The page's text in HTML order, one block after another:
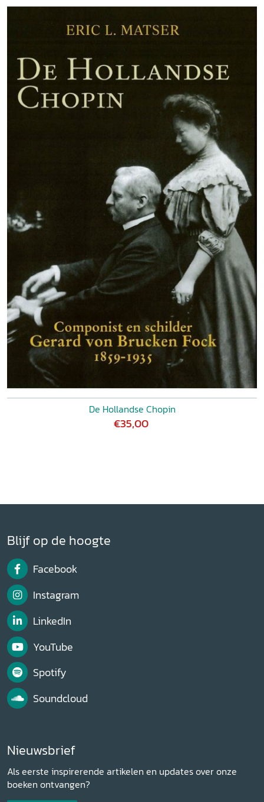
De Hollandse Chopin
€35,00
Blijf op de hoogte
Facebook
Instagram
LinkedIn
YouTube
Spotify
Soundcloud
Nieuwsbrief
Als eerste inspirerende artikelen en updates over onze
boeken ontvangen?